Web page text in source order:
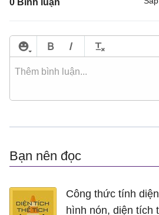
0 Bình luận
Bạn nên đọc
Công thức tính
hình nón, diện tích